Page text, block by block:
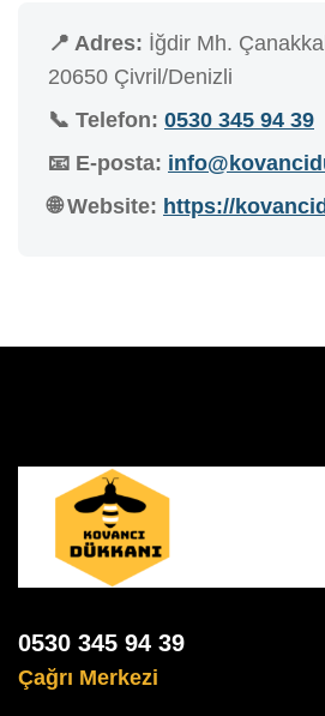
📍 Adres: İğdir Mh.
20650 Çivril/Denizli
📞 Telefon: 0530 345 94 39
📧 E-posta:
🌐 Website: https://
0530 345 94 39
Çağrı Merkezi